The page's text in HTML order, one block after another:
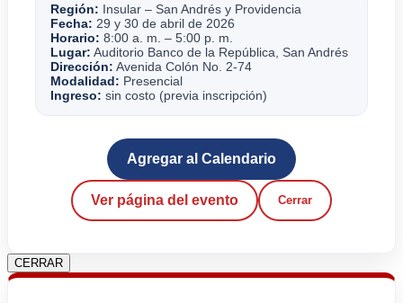
Región: Insular – San Andrés y Providencia
Fecha: 29 y 30 de abril de 2026
Horario: 8:00 a. m. – 5:00 p. m.
Lugar: Auditorio Banco de la República, San Andrés
Dirección: Avenida Colón No. 2-74
Modalidad: Presencial
Ingreso: sin costo (previa inscripción)
Agregar al Calendario
Ver página del evento Cerrar
CERRAR